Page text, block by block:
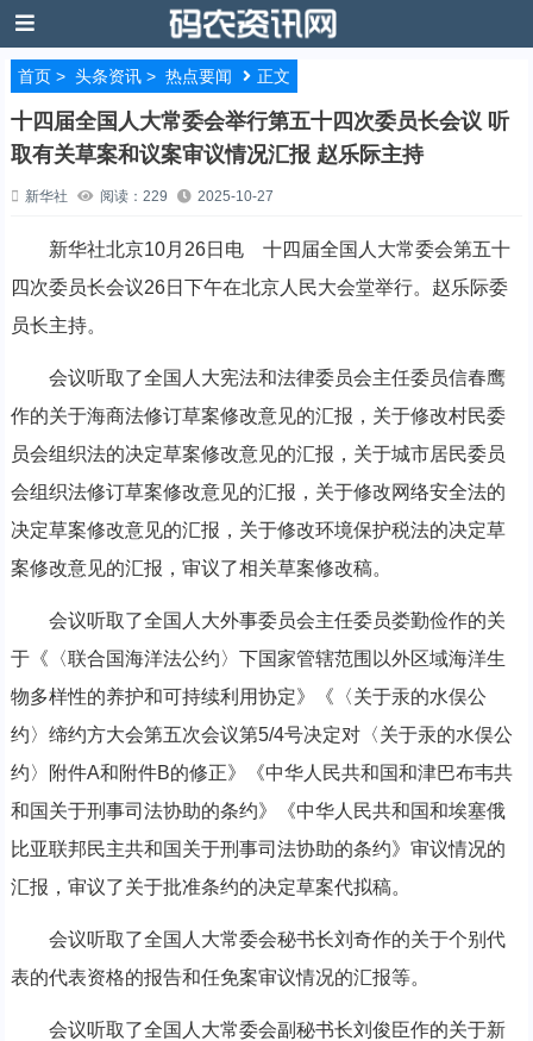
首页> 头条资讯> 热点要闻 正文
十四届全国人大常委会举行第五十四次委员长会议 听
取有关草案和议案审议情况汇报 赵乐际主持
新华社 阅读：229 2025-10-27
新华社北京10月26日电 十四届全国人大常委会第五十
四次委员长会议26日下午在北京人民大会堂举行。赵乐际委
员长主持。
会议听取了全国人大宪法和法律委员会主任委员信春鹰
作的关于海商法修订草案修改意见的汇报，关于修改村民委
员会组织法的决定草案修改意见的汇报，关于城市居民委员
会组织法修订草案修改意见的汇报，关于修改网络安全法的
决定草案修改意见的汇报，关于修改环境保护税法的决定草
案修改意见的汇报，审议了相关草案修改稿。
会议听取了全国人大外事委员会主任委员娄勤俭作的关
于《〈联合国海洋法公约〉下国家管辖范围以外区域海洋生
物多样性的养护和可持续利用协定》《〈关于汞的水俣公
约〉缔约方大会第五次会议第5/4号决定对〈关于汞的水俣公
约〉附件A和附件B的修正》《中华人民共和国和津巴布韦共
和国关于刑事司法协助的条约》《中华人民共和国和埃塞俄
比亚联邦民主共和国关于刑事司法协助的条约》审议情况的
汇报，审议了关于批准条约的决定草案代拟稿。
会议听取了全国人大常委会秘书长刘奇作的关于个别代
表的代表资格的报告和任免案审议情况的汇报等。
会议听取了全国人大常委会副秘书长刘俊臣作的关于新